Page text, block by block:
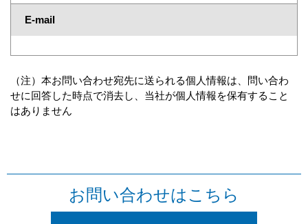
E-mail
（注）本お問い合わせ宛先に送られる個人情報は、問い合わ
せに回答した時点で消去し、当社が個人情報を保有すること
はありません
お問い合わせはこちら